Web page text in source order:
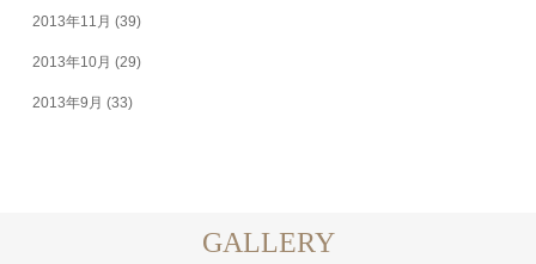
2013年11月 (39)
2013年10月 (29)
2013年9月 (33)
GALLERY